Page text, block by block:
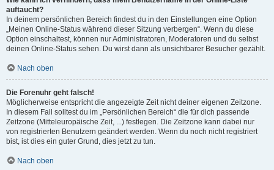
auftaucht?
In deinem persönlichen Bereich findest du in den Einstellungen eine Option
„Meinen Online-Status während dieser Sitzung verbergen“. Wenn du diese
Option einschaltest, können nur Administratoren, Moderatoren und du selbst
deinen Online-Status sehen. Du wirst dann als unsichtbarer Besucher gezählt.
Nach oben
Die Forenuhr geht falsch!
Möglicherweise entspricht die angezeigte Zeit nicht deiner eigenen Zeitzone.
In diesem Fall solltest du im „Persönlichen Bereich“ die für dich passende
Zeitzone (Mitteleuropäische Zeit, ...) festlegen. Die Zeitzone kann dabei nur
von registrierten Benutzern geändert werden. Wenn du noch nicht registriert
bist, ist dies ein guter Grund, dies jetzt zu tun.
Nach oben